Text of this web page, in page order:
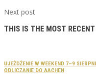
Next post
THIS IS THE MOST
UJEŻDŻENIE W WEEKEND 7–9
ODLICZANIE DO AACHEN